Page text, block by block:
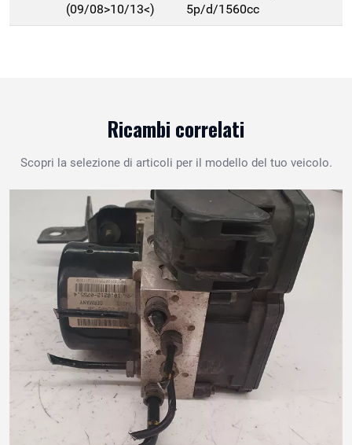
(09/08>10/13<)
5p/d/1560cc
Ricambi correlati
Scopri la selezione di articoli per il modello del tuo veicolo.